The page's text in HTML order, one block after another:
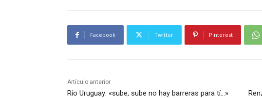
Facebook Twitter Pinterest
Artículo anterior
Río Uruguay: «sube, sube no hay barreras para tí…»